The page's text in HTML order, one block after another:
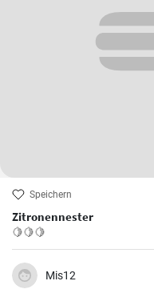
Speichern
Zitronennester
🍋🍋🍋
Mis12